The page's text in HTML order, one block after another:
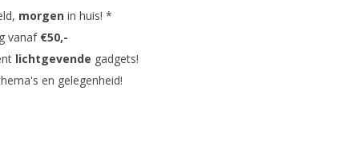
morgen in huis! *
vanaf €50,-
lichtgevende gadgets!
en gelegenheid!